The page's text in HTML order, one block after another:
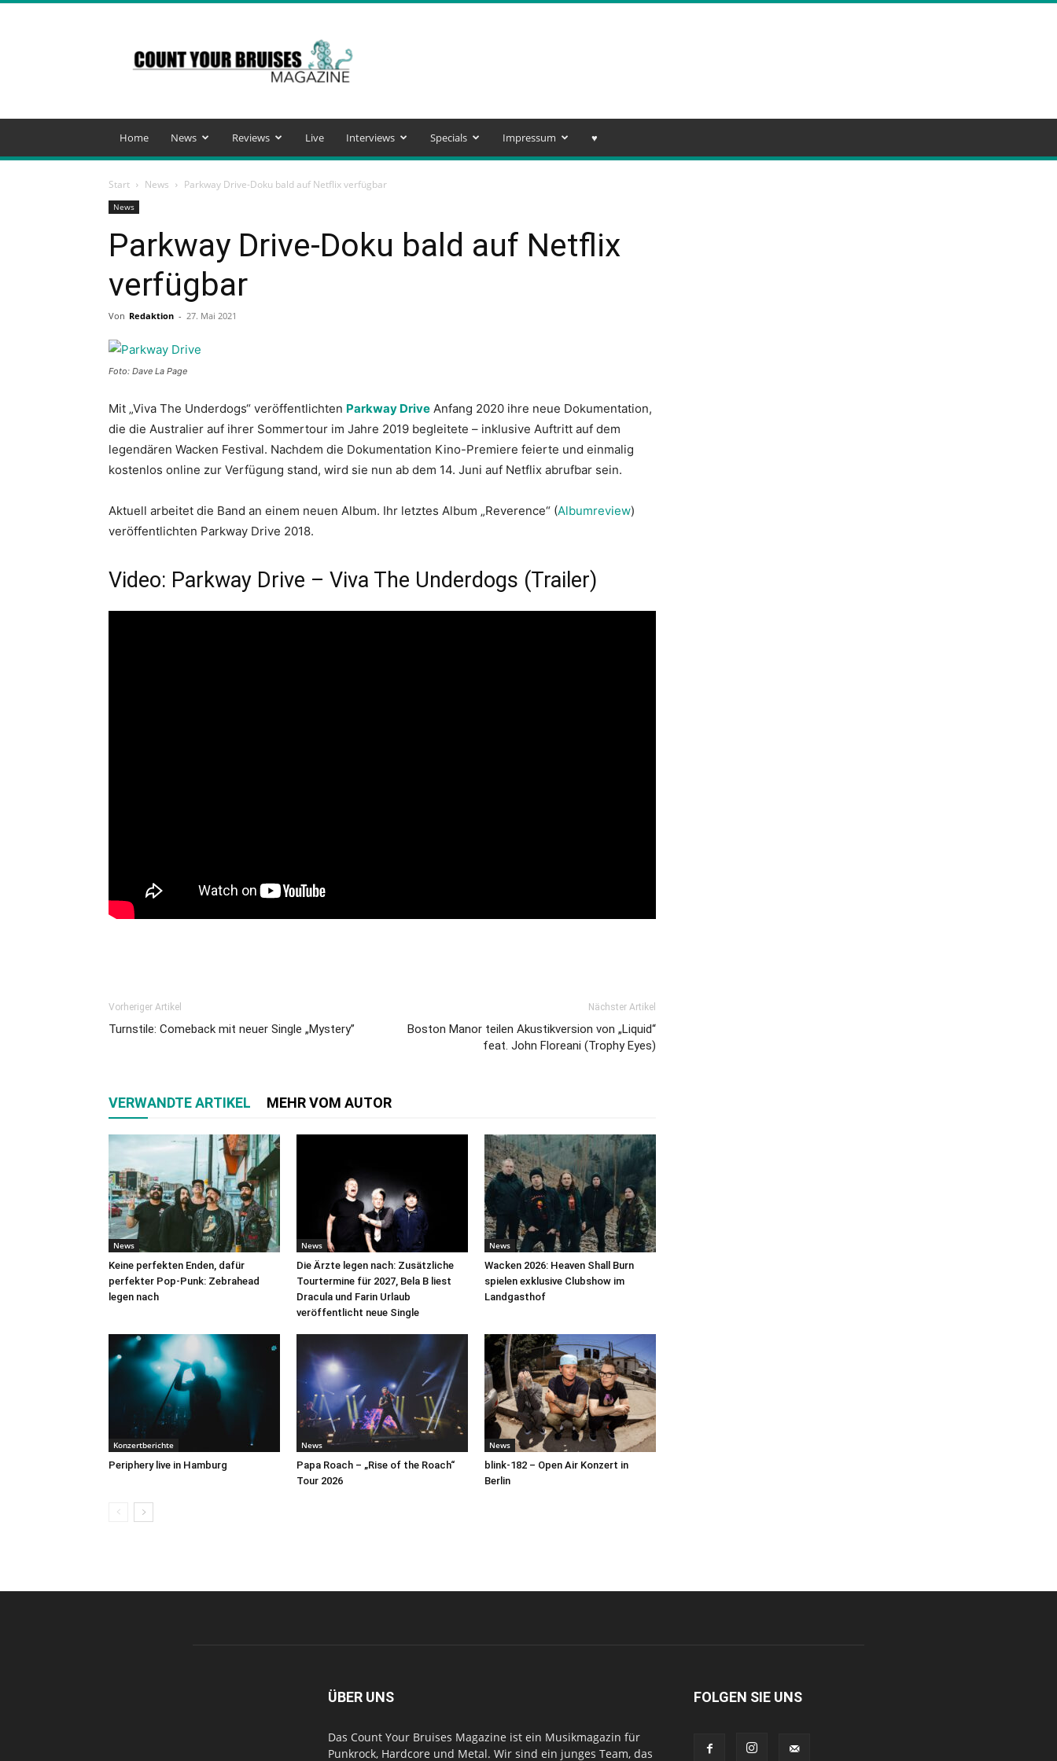
Your
Bruises
Magazine
Home News Reviews Live Interviews Specials Impressum ♥️
Start News Parkway Drive-Doku bald auf Netflix verfügbar
News
Parkway Drive-Doku bald auf Netflix
verfügbar
Von Redaktion - 27. Mai 2021
Foto: Dave La Page
Mit „Viva The Underdogs“ veröffentlichten Parkway Drive Anfang 2020 ihre neue Dokumentation,
die die Australier auf ihrer Sommertour im Jahre 2019 begleitete – inklusive Auftritt auf dem
legendären Wacken Festival. Nachdem die Dokumentation Kino-Premiere feierte und einmalig
kostenlos online zur Verfügung stand, wird sie nun ab dem 14. Juni auf Netflix abrufbar sein.
Aktuell arbeitet die Band an einem neuen Album. Ihr letztes Album „Reverence“ (Albumreview)
veröffentlichten Parkway Drive 2018.
Video: Parkway Drive – Viva The Underdogs (Trailer)
Vorheriger Artikel
Turnstile: Comeback mit neuer Single „Mystery”
Nächster Artikel
Boston Manor teilen Akustikversion von „Liquid“
feat. John Floreani (Trophy Eyes)
VERWANDTE ARTIKEL MEHR VOM AUTOR
News
Keine perfekten Enden, dafür
perfekter Pop-Punk: Zebrahead
legen nach
News
Die Ärzte legen nach: Zusätzliche
Tourtermine für 2027, Bela B liest
Dracula und Farin Urlaub
veröffentlicht neue Single
News
Wacken 2026: Heaven Shall Burn
spielen exklusive Clubshow im
Landgasthof
Konzertberichte
Periphery live in Hamburg
News
Papa Roach – „Rise of the Roach“
Tour 2026
News
blink-182 – Open Air Konzert in
Berlin
ÜBER UNS
Das Count Your Bruises Magazine ist ein Musikmagazin für
Punkrock, Hardcore und Metal. Wir sind ein junges Team, das
FOLGEN SIE UNS